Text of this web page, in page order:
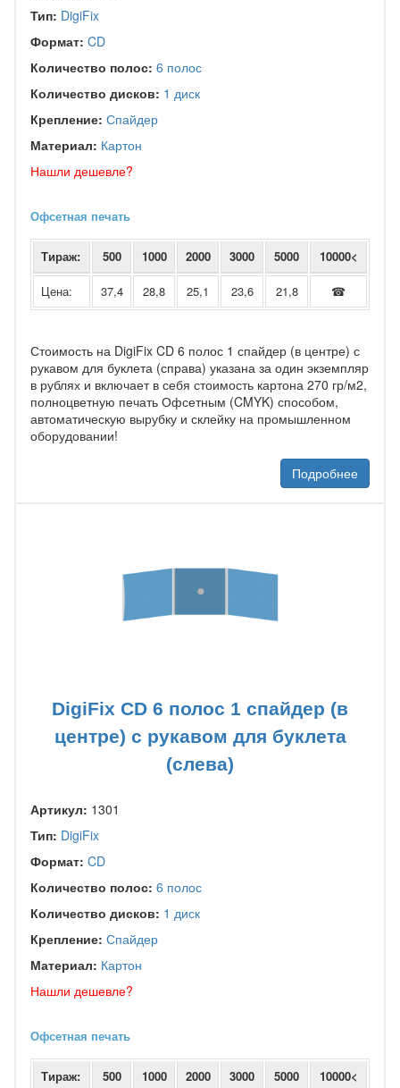
Тип: DigiFix
Формат: CD
Количество полос: 6 полос
Количество дисков: 1 диск
Крепление: Спайдер
Материал: Картон
Нашли дешевле?
Офсетная печать
Тираж: 500 1000 2000 3000 5000 10000<
Цена: 37,4 28,8 25,1 23,6 21,8 ☎
Стоимость на DigiFix CD 6 полос 1 спайдер (в центре) с
рукавом для буклета (справа) указана за один экземпляр
в рублях и включает в себя стоимость картона 270 гр/м2,
полноцветную печать Офсетным (CMYK) способом,
автоматическую вырубку и склейку на промышленном
оборудовании!
Подробнее
DigiFix CD 6 полос 1 спайдер (в
центре) с рукавом для буклета
(слева)
Артикул: 1301
Тип: DigiFix
Формат: CD
Количество полос: 6 полос
Количество дисков: 1 диск
Крепление: Спайдер
Материал: Картон
Нашли дешевле?
Офсетная печать
Тираж: 500 1000 2000 3000 5000 10000<